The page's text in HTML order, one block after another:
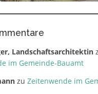
Landschaftsarchitektin
im Gemeinde-Bauamt
zu Zeitenwende im